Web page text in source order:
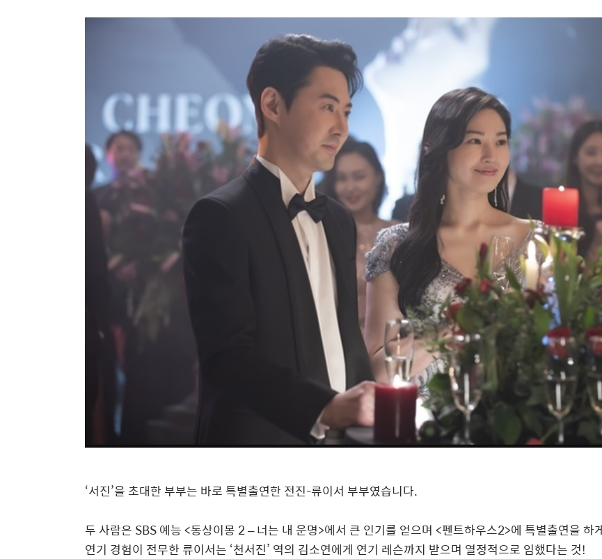
‘서진’을 초대한 부부는 바로 특별출연한 전진-류이서 부부였습니다.
두 사람은 SBS예능<동상이몽 2 –너는 내 운명>에서 큰 인기를 얻으며 <펜트하우스2>에 특별출연을 하
연기 경험이 전무한 류이서는 ‘천서진’ 역의 김소연에게 연기 레슨까지 받으며 열정적으로 임했다는 것!